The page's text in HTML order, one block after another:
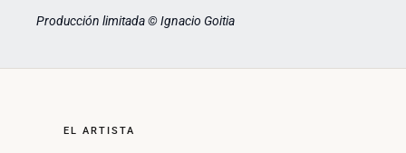
Producción limitada © Ignacio Goitia
EL ARTISTA